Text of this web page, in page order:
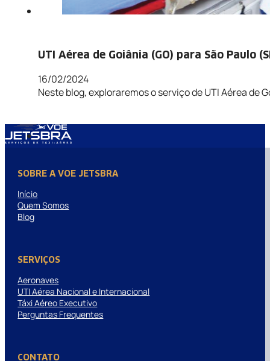
UTI Aérea de Goiânia (GO) para São Paulo
16/02/2024
Neste blog, exploraremos o serviço de UTI Aérea de
SOBRE A VOE JETSBRA
Início
Quem Somos
Blog
SERVIÇOS
Aeronaves
UTI Aérea Nacional e Internacional
Táxi Aéreo Executivo
Perguntas Frequentes
CONTATO